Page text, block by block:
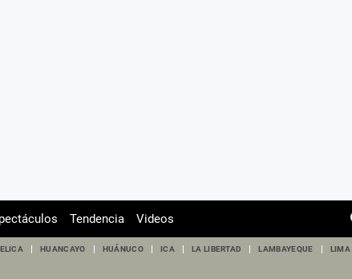
Tendencia Videos
HUANCAYO HUÁNUCO ICA LA LIBERTAD LAMBAYEQUE LIMA